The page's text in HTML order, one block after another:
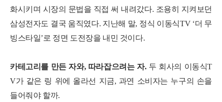
화시키며 시장의 문법을 직접 써 내려갔다. 조용히 지켜보던
삼성전자도 결국 움직였다. 지난해 말, 정식 이동식TV ‘더 무
빙스타일’로 정면 도전장을 내민 것이다.
카테고리를 만든 자와, 따라잡으려는 자.두 회사의 이동식T
V가 같은 링 위에 올라선 지금, 과연 소비자는 누구의 손을
들어줘야 할까.